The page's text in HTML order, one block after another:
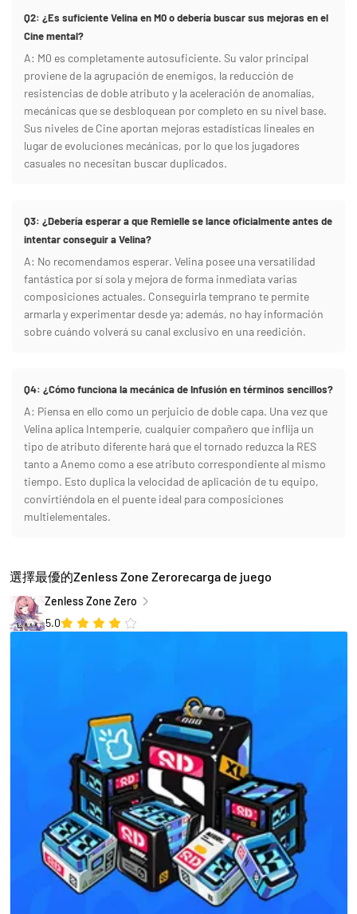
Q2: ¿Es suficiente Velina en M0 o debería buscar sus mejoras en el
Cine mental?
A: M0 es completamente autosuficiente. Su valor principal
proviene de la agrupación de enemigos, la reducción de
resistencias de doble atributo y la aceleración de anomalías,
mecánicas que se desbloquean por completo en su nivel base.
Sus niveles de Cine aportan mejoras estadísticas lineales en
lugar de evoluciones mecánicas, por lo que los jugadores
casuales no necesitan buscar duplicados.
Q3: ¿Debería esperar a que Remielle se lance oficialmente antes de
intentar conseguir a Velina?
A: No recomendamos esperar. Velina posee una versatilidad
fantástica por sí sola y mejora de forma inmediata varias
composiciones actuales. Conseguirla temprano te permite
armarla y experimentar desde ya; además, no hay información
sobre cuándo volverá su canal exclusivo en una reedición.
Q4: ¿Cómo funciona la mecánica de Infusión en términos sencillos?
A: Piensa en ello como un perjuicio de doble capa. Una vez que
Velina aplica Intemperie, cualquier compañero que inflija un
tipo de atributo diferente hará que el tornado reduzca la RES
tanto a Anemo como a ese atributo correspondiente al mismo
tiempo. Esto duplica la velocidad de aplicación de tu equipo,
convirtiéndola en el puente ideal para composiciones
multielementales.
選擇最優的Zenless Zone Zerorecarga de juego
Zenless Zone Zero
5.0